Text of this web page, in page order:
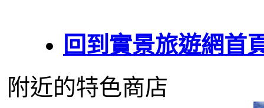
回到實景旅遊網首
附近的特色商店